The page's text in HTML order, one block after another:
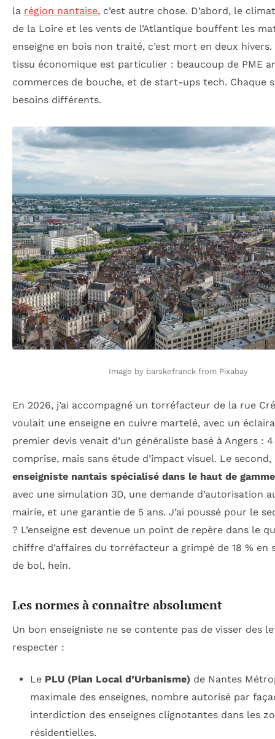
la région nantaise, c’est autre chose. D’abord, le
de la Loire et les vents de l’Atlantique bouffent les
enseigne en bois non traité, c’est mort en deux hivers.
tissu économique est particulier : beaucoup de PME
commerces de bouche, et de start-ups tech. Chaque
besoins différents.
Image by barskefranck from Pixabay
En 2026, j’ai accompagné un torréfacteur de la rue
voulait une enseigne en cuivre martelé, avec un
premier devis venait d’un généraliste basé à Angers :
comprise, mais sans étude d’impact visuel. Le second,
enseigniste nantais spécialisé dans le haut de gamme
avec une simulation 3D, une demande d’autorisation
mairie, et une garantie de 5 ans. J’ai poussé pour le
? L’enseigne est devenue un point de repère dans le
chiffre d’affaires du torréfacteur a grimpé de 18 % en
de bol, hein.
Les normes à connaître absolument
Un bon enseigniste ne se contente pas de visser des
respecter :
Le PLU (Plan Local d’Urbanisme)de Nantes
maximale des enseignes, nombre autorisé par
interdiction des enseignes clignotantes dans les
résidentielles.